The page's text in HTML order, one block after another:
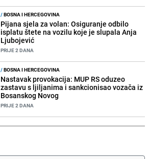
/BOSNA I HERCEGOVINA
Pijana sjela za volan: Osiguranje odbilo
isplatu štete na vozilu koje je slupala Anja
Ljubojević
PRIJE 2 DANA
/BOSNA I HERCEGOVINA
Nastavak provokacija: MUP RS oduzeo
zastavu s ljiljanima i sankcionisao vozača iz
Bosanskog Novog
PRIJE 2 DANA